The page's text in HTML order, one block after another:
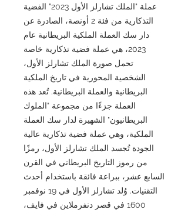
عملة "الملك تشارلز الأول 2023" الفضية
التذكارية من فئة 2 أونصة، الصادرة عن
دار سك العملة الملكية البريطانية عام
2023، هي عملة فضية تذكارية خاصة
تحمل صورة الملك تشارلز الأول،
الشخصية المحورية في تاريخ الملكية
البريطانية والعملة البريطانية. تُعد هذه
العملة جزءًا من مجموعة "الملوك
البريطانيون" الشهيرة لدار سك العملة
الملكية، وهي عملة فضية تذكارية عالية
الجودة تُجسد الملك تشارلز الأول، رمزًا
من رموز التاريخ البريطاني في القرن
السابع عشر، ببراعة فائقة باستخدام أحدث
التقنيات. وُلد تشارلز الأول في 19 نوفمبر
1600 في قصر دنفرملاين في فايف،